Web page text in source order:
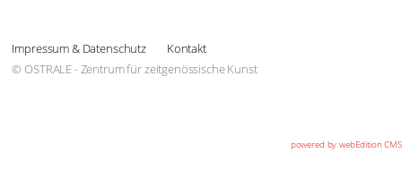
Impressum & Datenschutz
Kontakt
© OSTRALE - Zentrum für zeitgenössische Kunst
powered by webEdition CMS